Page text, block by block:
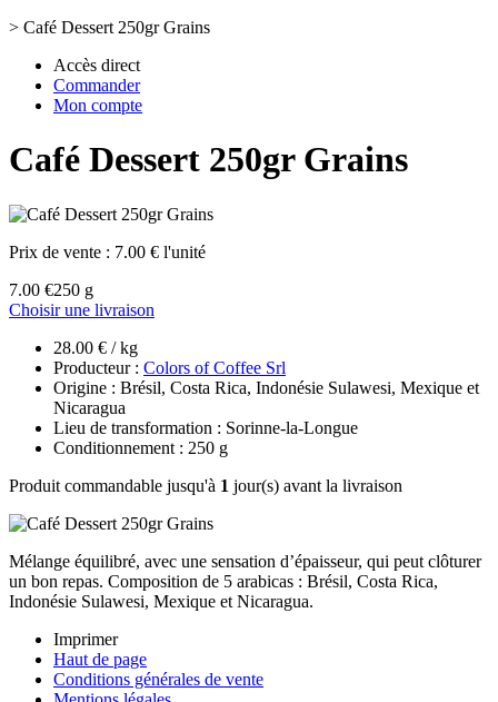
> Café Dessert 250gr Grains
Accès direct
Commander
Mon compte
Café Dessert 250gr Grains
Prix de vente : 7.00 € l'unité
7.00 €250 g
Choisir une livraison
28.00 € / kg
Producteur : Colors of Coffee Srl
Origine : Brésil, Costa Rica, Indonésie Sulawesi, Mexique et
Nicaragua
Lieu de transformation : Sorinne-la-Longue
Conditionnement : 250 g
Produit commandable jusqu'à 1 jour(s) avant la livraison
Mélange équilibré, avec une sensation d’épaisseur, qui peut clôturer
un bon repas. Composition de 5 arabicas : Brésil, Costa Rica,
Indonésie Sulawesi, Mexique et Nicaragua.
Imprimer
Haut de page
Conditions générales de vente